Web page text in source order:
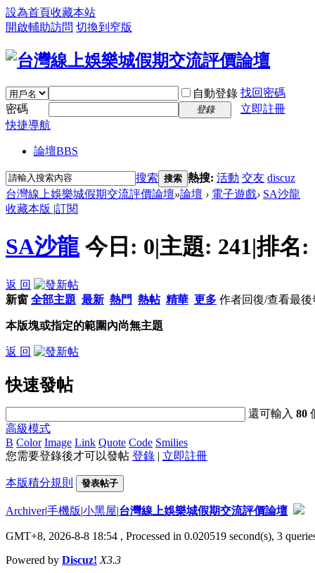
設為首頁收藏本站
開啟輔助訪問 切換到窄版
自動登錄 找回密碼
密碼
登錄
立即註冊
快捷導航
論壇BBS
搜索 搜索 熱搜: 活動 交友 discuz
台灣線上娛樂城假期交流評價論壇»論壇 › 電子遊戲› SA沙龍
收藏本版 |訂閱
SA沙龍 今日: 0|主題: 241|排名:
返 回
新窗 全部主題 最新 熱門 熱帖 精華 更多 作者回復/查看最後
本版塊或指定的範圍內尚無主題
返 回
快速發帖
還可輸入80
高級模式
B Color Image Link Quote Code Smilies
您需要登錄後才可以發帖 登錄 | 立即註冊
本版積分規則 發表帖子
Archiver|手機版|小黑屋|台灣線上娛樂城假期交流評價論壇
GMT+8, 2026-8-8 18:54 , Processed in 0.020519 second(s), 3
Powered by Discuz! X3.3